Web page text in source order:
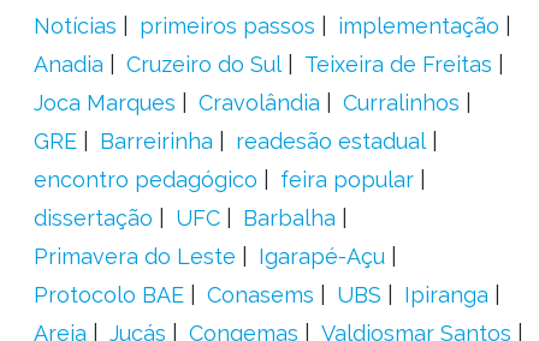
Notícias primeiros passos
implementação
Anadia
Cruzeiro do Sul
Teixeira de Freitas
Joca Marques
Cravolândia
Curralinhos
GRE
Barreirinha
readesão estadual
encontro pedagógico
feira popular
dissertação
UFC
Barbalha
Primavera do Leste
Igarapé-Açu
Protocolo BAE
Conasems UBS
Ipiranga
Areia
Jucás Congemas
Valdiosmar Santos